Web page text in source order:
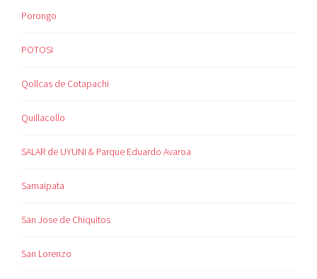
Porongo
POTOSI
Qollcas de Cotapachi
Quillacollo
SALAR de UYUNI & Parque Eduardo Avaroa
Samaipata
San Jose de Chiquitos
San Lorenzo